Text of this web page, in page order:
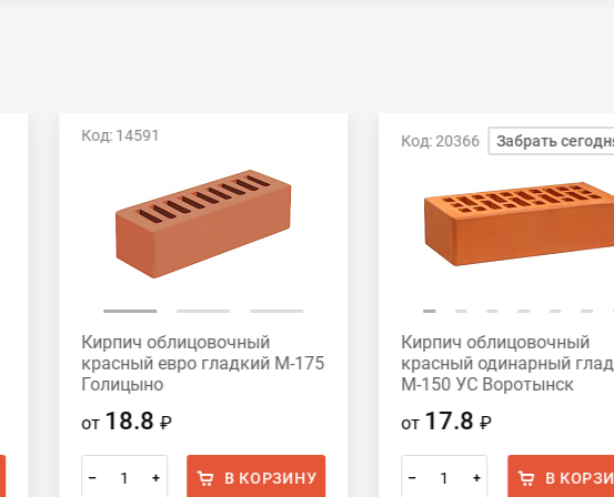
Код: 14591
Кирпич облицовочный
красный евро гладкий М-175
Голицыно
от 18.8 ₽
– + В КОРЗИНУ
Код: 20366 Забрать
Кирпич облицовочный
красный одинарный
М-150 УС Воротынск
от 17.8₽
– + В